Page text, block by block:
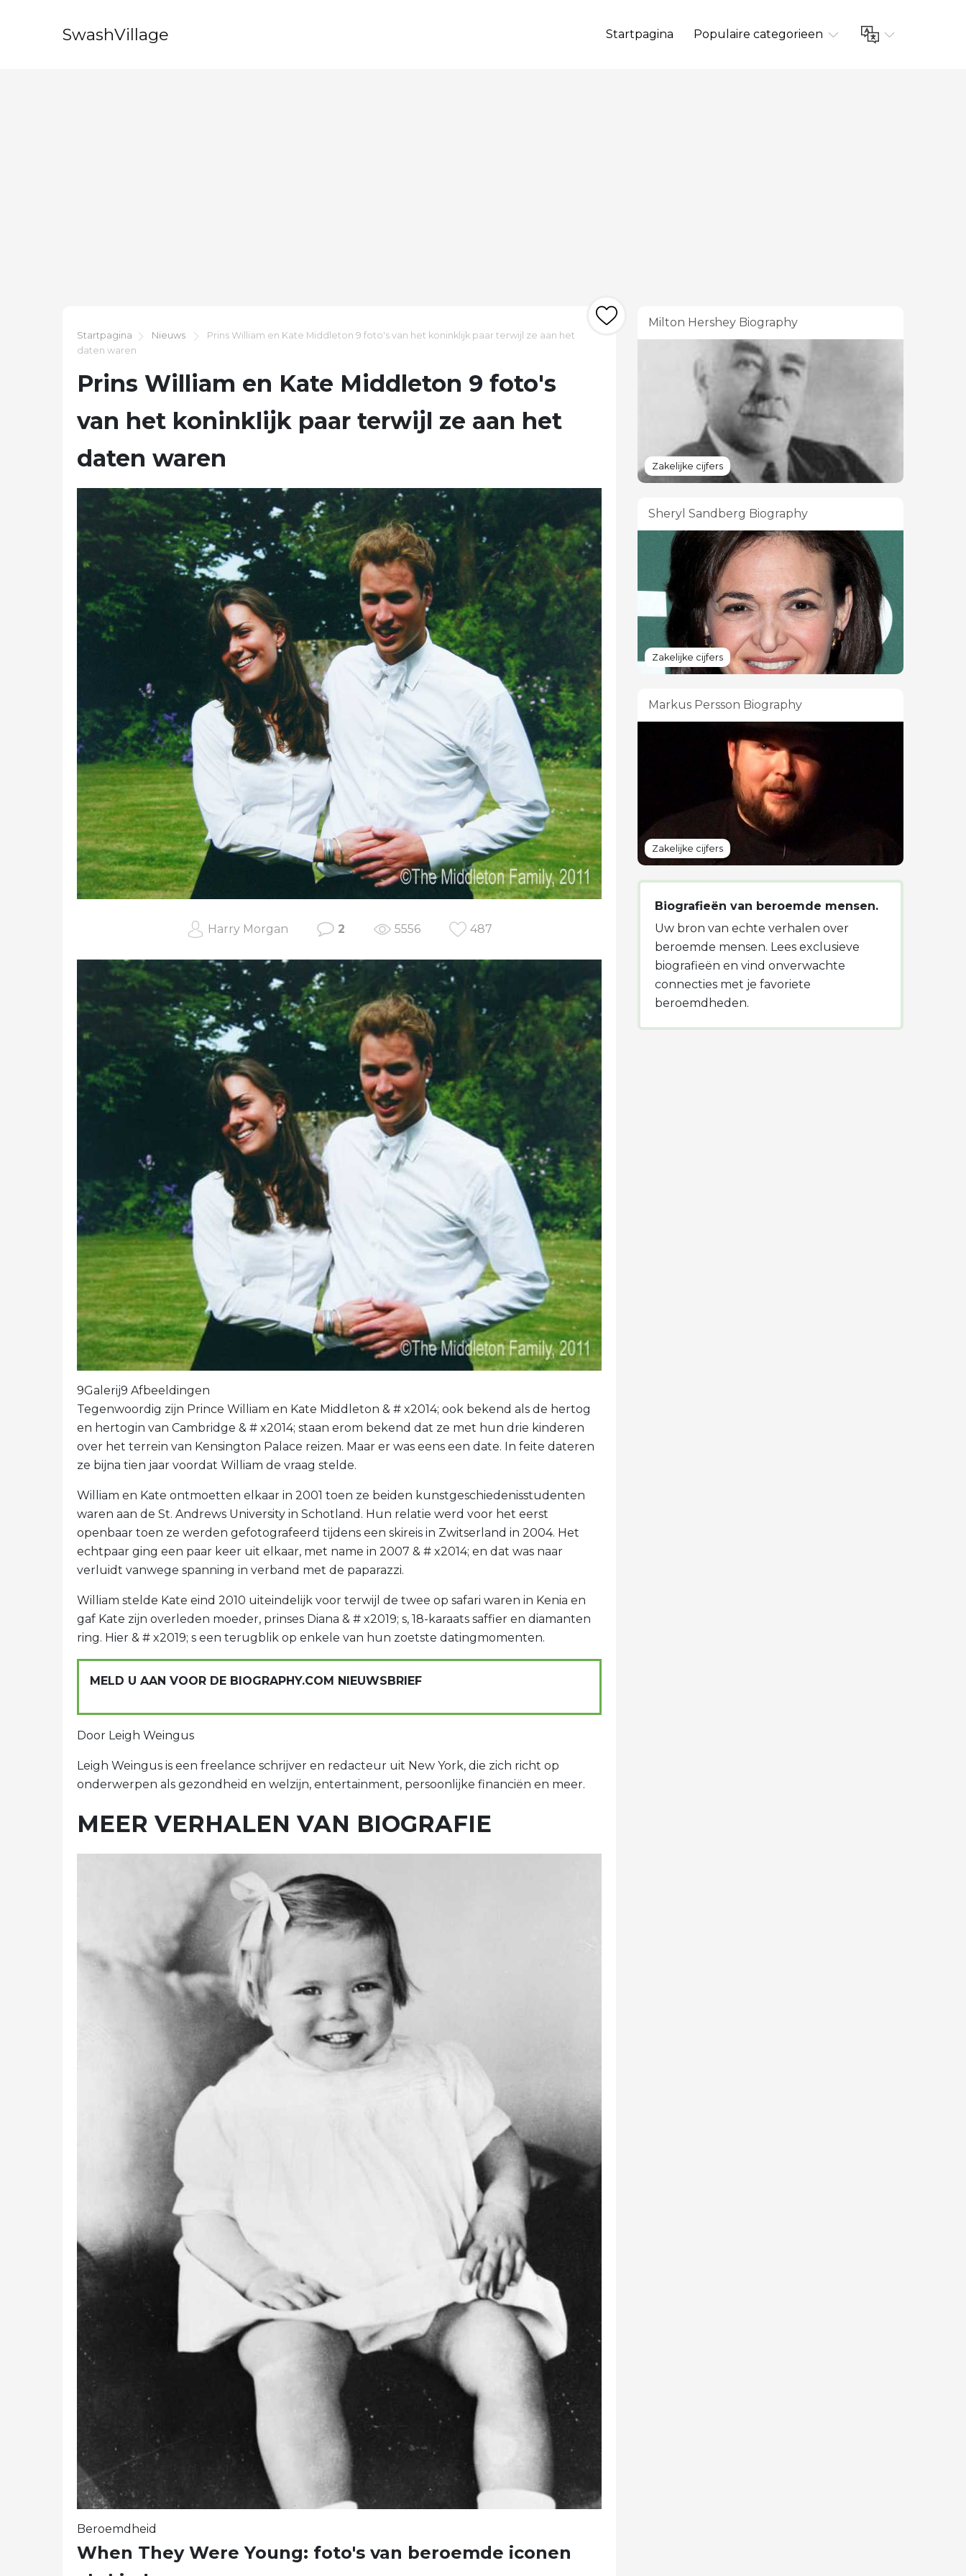
SwashVillage Startpagina Populaire categorieen
Startpagina Nieuws
Prins William en Kate Middleton 9 foto's van het koninklijk paar terwijl ze aan het
daten waren
Prins William en Kate Middleton 9 foto's
van het koninklijk paar terwijl ze aan het
daten waren
Harry Morgan 2 5556 487
9Galerij9 Afbeeldingen
Tegenwoordig zijn Prince William en Kate Middleton & # x2014; ook bekend als de hertog
en hertogin van Cambridge & # x2014; staan ​​erom bekend dat ze met hun drie kinderen
over het terrein van Kensington Palace reizen. Maar er was eens een date. In feite dateren
ze bijna tien jaar voordat William de vraag stelde.
William en Kate ontmoetten elkaar in 2001 toen ze beiden kunstgeschiedenisstudenten
waren aan de St. Andrews University in Schotland. Hun relatie werd voor het eerst
openbaar toen ze werden gefotografeerd tijdens een skireis in Zwitserland in 2004. Het
echtpaar ging een paar keer uit elkaar, met name in 2007 & # x2014; en dat was naar
verluidt vanwege spanning in verband met de paparazzi.
William stelde Kate eind 2010 uiteindelijk voor terwijl de twee op safari waren in Kenia en
gaf Kate zijn overleden moeder, prinses Diana & # x2019; s, 18-karaats saffier en diamanten
ring. Hier & # x2019; s een terugblik op enkele van hun zoetste datingmomenten.
MELD U AAN VOOR DE BIOGRAPHY.COM NIEUWSBRIEF
Door Leigh Weingus
Leigh Weingus is een freelance schrijver en redacteur uit New York, die zich richt op
onderwerpen als gezondheid en welzijn, entertainment, persoonlijke financiën en meer.
MEER VERHALEN VAN BIOGRAFIE
Beroemdheid
When They Were Young: foto's van beroemde iconen
Milton Hershey Biography
Zakelijke cijfers
Sheryl Sandberg Biography
Zakelijke cijfers
Markus Persson Biography
Zakelijke cijfers
Biografieën van beroemde mensen.
Uw bron van echte verhalen over
beroemde mensen. Lees exclusieve
biografieën en vind onverwachte
connecties met je favoriete
beroemdheden.